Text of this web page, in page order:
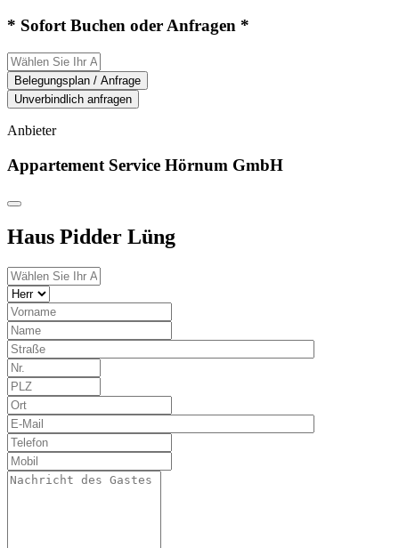
* Sofort Buchen oder Anfragen *
Belegungsplan / Anfrage
Unverbindlich anfragen
Anbieter
Appartement Service Hörnum GmbH
Haus Pidder Lüng